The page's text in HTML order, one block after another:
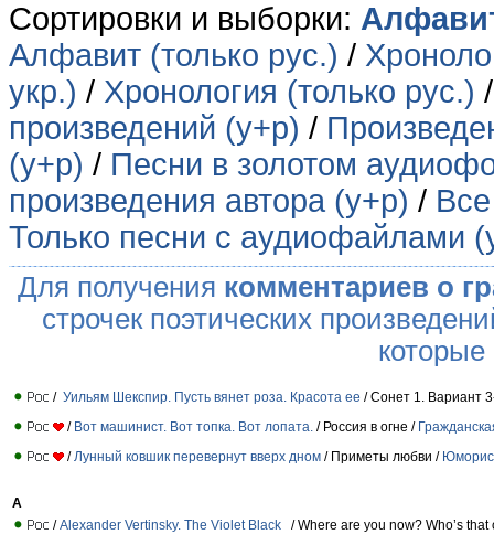
Сортировки и выборки:
Алфавит (только рус.) /
укр.) / Хронология (только рус.)
произведений (у+р) /
(у+р) / Песни в золотом
произведения автора (у+р) /
Только песни с аудиофайлами
Для получения комментариев о
строчек поэтических
/ Уильям Шекспир. Пусть вянет роза. Красота ее / Сонет 1. Вариант
/ Вот машинист. Вот топка. Вот лопата. / Россия в огне /
/ Лунный ковшик перевернут вверх дном / Приметы любви /
A
/Alexander Vertinsky. The Violet Black
/ Where are you now? Who’s